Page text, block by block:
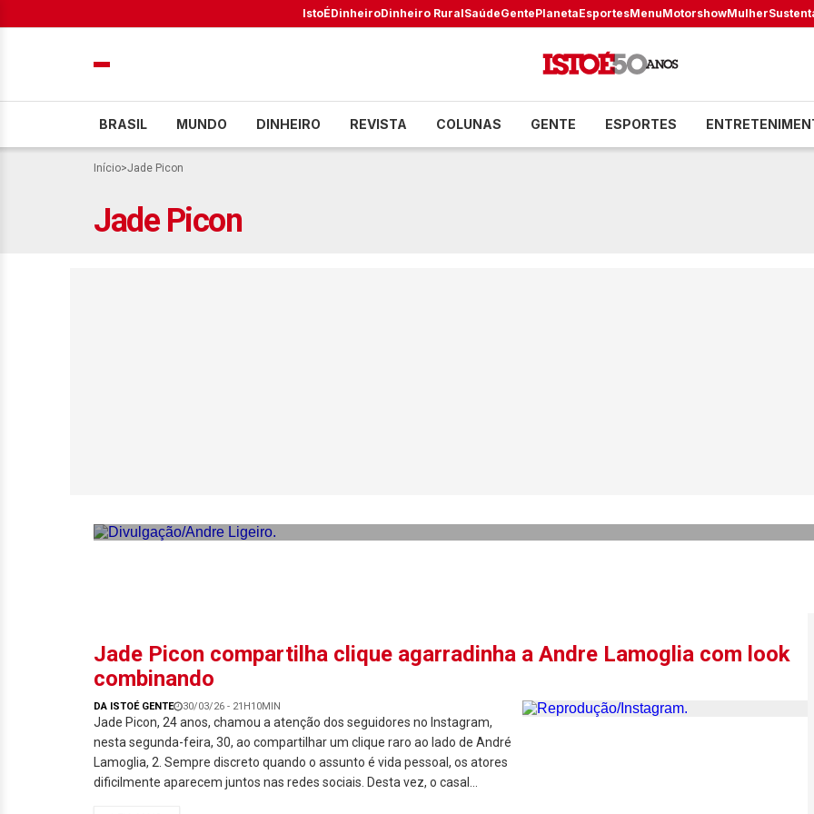
IstoÉDinheiroDinheiro RuralSaúdeGentePlanetaEsportesMenuMotorshowMulher
BRASIL MUNDO DINHEIRO REVISTA COLUNAS GENTE ESPORTES
Início>Jade Picon
Jade Picon
Jade Picon compartilha clique agarradinha a Andre Lamoglia com look
combinando
DA ISTOÉ GENTE 30/03/26 - 21H10MIN
Jade Picon, 24 anos, chamou a atenção dos seguidores no Instagram,
nesta segunda-feira, 30, ao compartilhar um clique raro ao lado de André
Lamoglia, 2. Sempre discreto quando o assunto é vida pessoal, os atores
dificilmente aparecem juntos nas redes sociais. Desta vez, o casal...